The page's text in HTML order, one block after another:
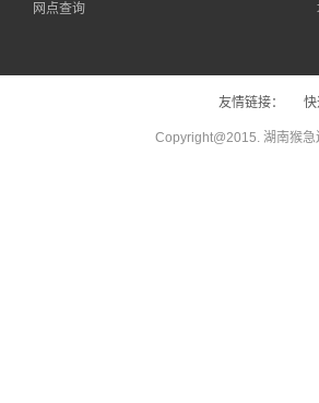
网点查询
友情链接：
Copyright@2015. 湖南猴